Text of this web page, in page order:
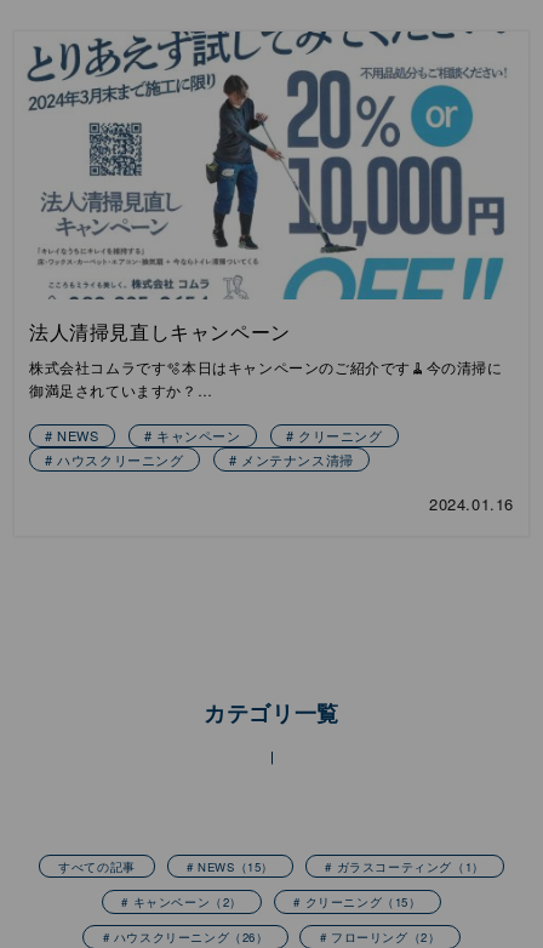
法人清掃見直しキャンペーン
株式会社コムラです🫧本日はキャンペーンのご紹介です🧹今の清掃に
御満足されていますか？…
NEWS キャンペーン
クリーニング
ハウスクリーニング
メンテナンス清掃
2024.01.16
カテゴリ一覧
すべての記事 # NEWS （15） # ガラスコーティング （1）
# キャンペーン （2） # クリーニング （15）
# ハウスクリーニング （26） # フローリング （2）